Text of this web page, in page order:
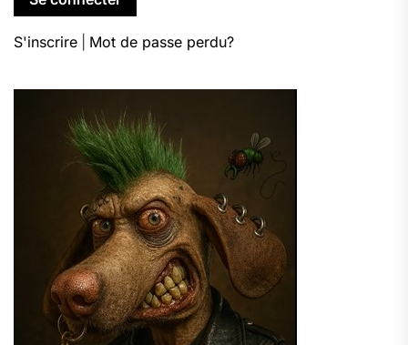
S'inscrire Mot de passe perdu?